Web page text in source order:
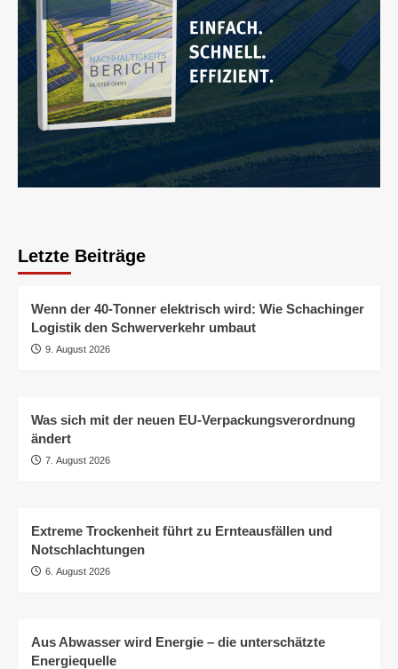
Letzte Beiträge
Wenn der 40-Tonner elektrisch wird: Wie Schachinger
Logistik den Schwerverkehr umbaut
9. August 2026
Was sich mit der neuen EU-Verpackungsverordnung
ändert
7. August 2026
Extreme Trockenheit führt zu Ernteausfällen und
Notschlachtungen
6. August 2026
Aus Abwasser wird Energie – die unterschätzte
Energiequelle